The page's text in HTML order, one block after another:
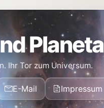
Ihr Tor zum Universum.
E-Mail Impressum